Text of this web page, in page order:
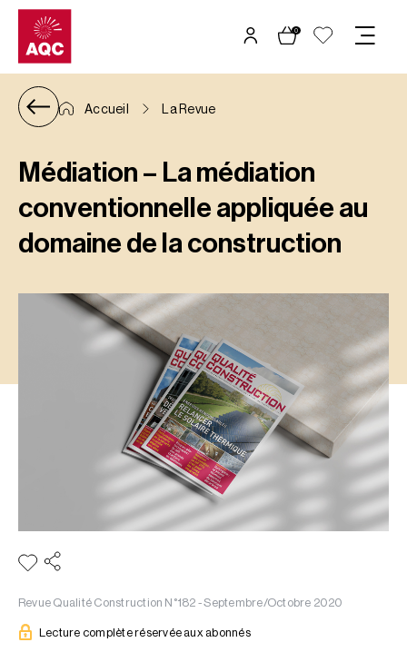
Panneau de gestion des cookies
0
Accueil La Revue
Médiation – La médiation
conventionnelle appliquée au
domaine de la construction
Revue Qualité Construction N°182 - Septembre/Octobre 2020
Lecture complète réservée aux abonnés